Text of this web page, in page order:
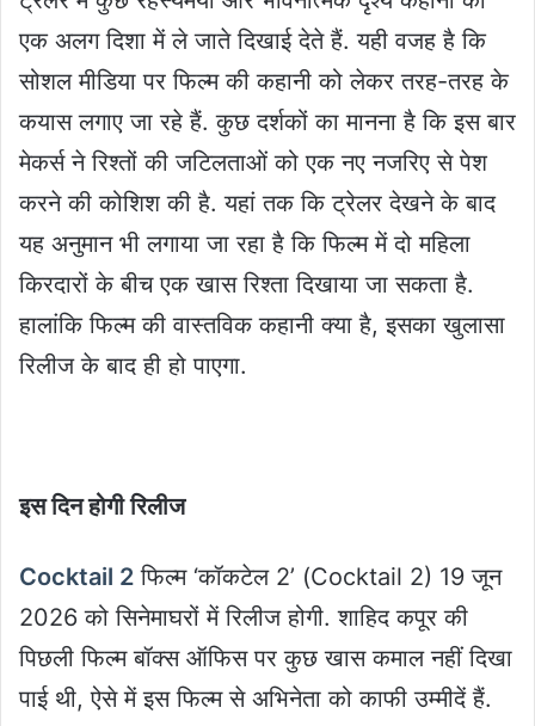
एक अलग दिशा में ले जाते दिखाई देते हैं. यही वजह है कि
सोशल मीडिया पर फिल्म की कहानी को लेकर तरह-तरह के
कयास लगाए जा रहे हैं. कुछ दर्शकों का मानना है कि इस बार
मेकर्स ने रिश्तों की जटिलताओं को एक नए नजरिए से पेश
करने की कोशिश की है. यहां तक कि ट्रेलर देखने के बाद
यह अनुमान भी लगाया जा रहा है कि फिल्म में दो महिला
किरदारों के बीच एक खास रिश्ता दिखाया जा सकता है.
हालांकि फिल्म की वास्तविक कहानी क्या है, इसका खुलासा
रिलीज के बाद ही हो पाएगा.
इस दिन होगी रिलीज
Cocktail 2 फिल्म ‘कॉकटेल 2’ (Cocktail 2) 19 जून
2026 को सिनेमाघरों में रिलीज होगी. शाहिद कपूर की
पिछली फिल्म बॉक्स ऑफिस पर कुछ खास कमाल नहीं दिखा
पाई थी, ऐसे में इस फिल्म से अभिनेता को काफी उम्मीदें हैं.